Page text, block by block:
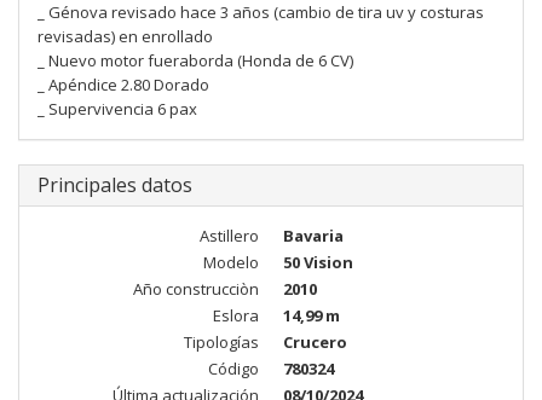
_ Génova revisado hace 3 años (cambio de tira uv y costuras
revisadas) en enrollado
_ Nuevo motor fueraborda (Honda de 6 CV)
_ Apéndice 2.80 Dorado
_ Supervivencia 6 pax
Principales datos
Astillero
Bavaria
Modelo
50 Vision
Año construcciòn
2010
Eslora
14,99 m
Tipologías
Crucero
Código
780324
Última actualización
08/10/2024